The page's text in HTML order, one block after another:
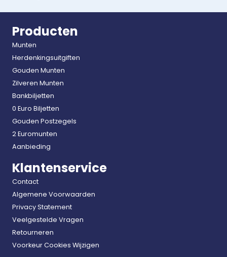
Producten
Munten
Herdenkingsuitgiften
Gouden Munten
Zilveren Munten
Bankbiljetten
0 Euro Biljetten
Gouden Postzegels
2 Euromunten
Aanbieding
Klantenservice
Contact
Algemene Voorwaarden
Privacy Statement
Veelgestelde Vragen
Retourneren
Voorkeur Cookies Wijzigen